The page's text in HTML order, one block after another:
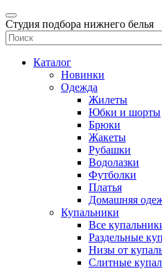
Студия подбора нижнего белья
Каталог
Новинки
Одежда
Жилеты
Юбки и шорты
Брюки
Жакеты
Рубашки
Водолазки
Футболки
Платья
Домашняя
Купальники
Все
Раздельные
Низы от
Слитные